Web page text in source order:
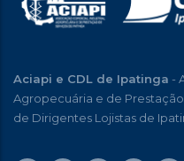
Aciapi e CDL de Ipatinga -
Agropecuária e de
de Dirigentes Lojistas de